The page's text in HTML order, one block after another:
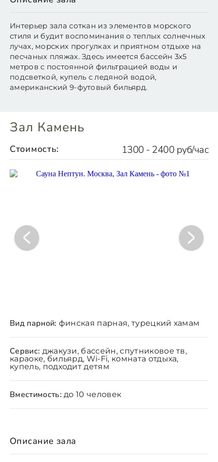
Интерьер зала соткан из элементов морского
стиля и будит воспоминания о теплых солнечных
лучах, морских прогулках и приятном отдыхе на
песчаных пляжах. Здесь имеется бассейн 3х5
метров с постоянной фильтрацией воды и
подсветкой, купель с ледяной водой,
американский 9-футовый бильярд.
Зал Камень
Стоимость: 1300 - 2400 руб/час
Вид парной: финская парная, турецкий хамам
Сервис: джакузи, бассейн, спутниковое тв,
караоке, бильярд, Wi-Fi, комната отдыха,
купель, подходит детям
Вместимость: до 10 человек
Описание зала